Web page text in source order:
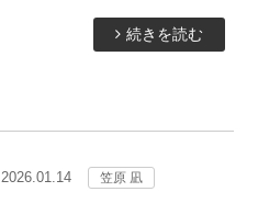
続きを読む
2026.01.14 笠原 凪